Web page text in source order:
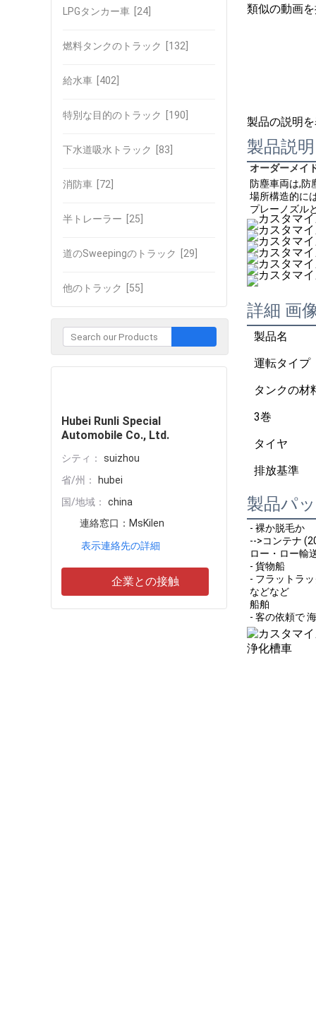
LPGタンカー車 [24]
燃料タンクのトラック [132]
給水車 [402]
特別な目的のトラック [190]
下水道吸水トラック [83]
消防車 [72]
半トレーラー [25]
道のSweepingのトラック [29]
他のトラック [55]
Hubei Runli Special
Automobile Co., Ltd.
シティ：
suizhou
省/州：
hubei
国/地域：
china
連絡窓口： MsKilen
表示連絡先の詳細
企業との接触
類似の動画
製品の説明
製品説明
オーダーメイ
防塵車両は,防
場所構造的に
プレーノズル
詳細 画
製品名
運転タイプ
タンクの材
3巻
タイヤ
排放基準
製品パ
- 裸か脱毛か
-->コンテナ
ロー・ロー輸
- 貨物船
- フラットラ
などなど
船舶
- 客の依頼で